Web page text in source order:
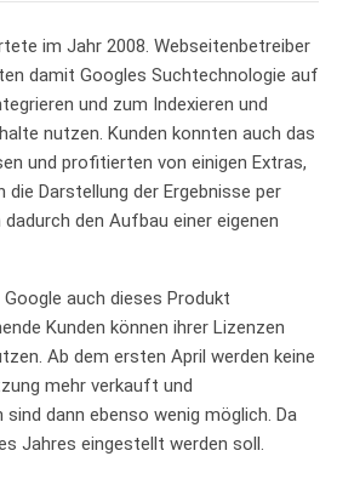
im Jahr 2008. Webseitenbetreiber
damit Googles Suchtechnologie auf
und zum Indexieren und
nutzen. Kunden konnten auch das
und profitierten von einigen Extras,
Darstellung der Ergebnisse per
den Aufbau einer eigenen
auch dieses Produkt
Kunden können ihrer Lizenzen
Ab dem ersten April werden keine
mehr verkauft und
dann ebenso wenig möglich. Da
Jahres eingestellt werden soll.